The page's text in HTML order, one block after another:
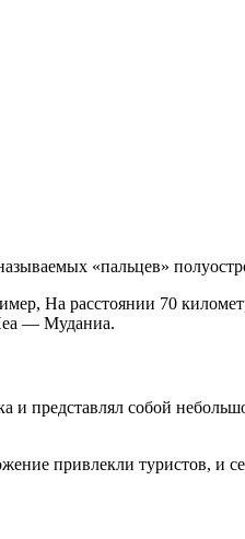
«пальцев»
На расстоянии 70
— Муданиа.
и представлял собой
привлекли туристов, и